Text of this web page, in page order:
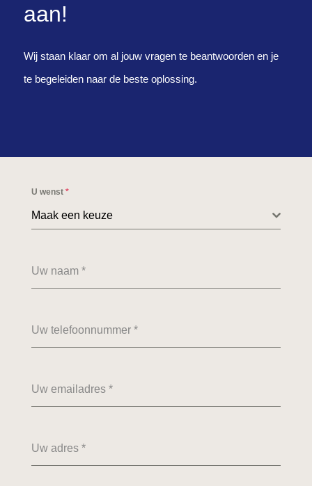
aan!
Wij staan klaar om al jouw vragen te beantwoorden en je
te begeleiden naar de beste oplossing.
U wenst *
Maak een keuze
Uw naam *
Uw telefoonnummer *
Uw emailadres *
Uw adres *